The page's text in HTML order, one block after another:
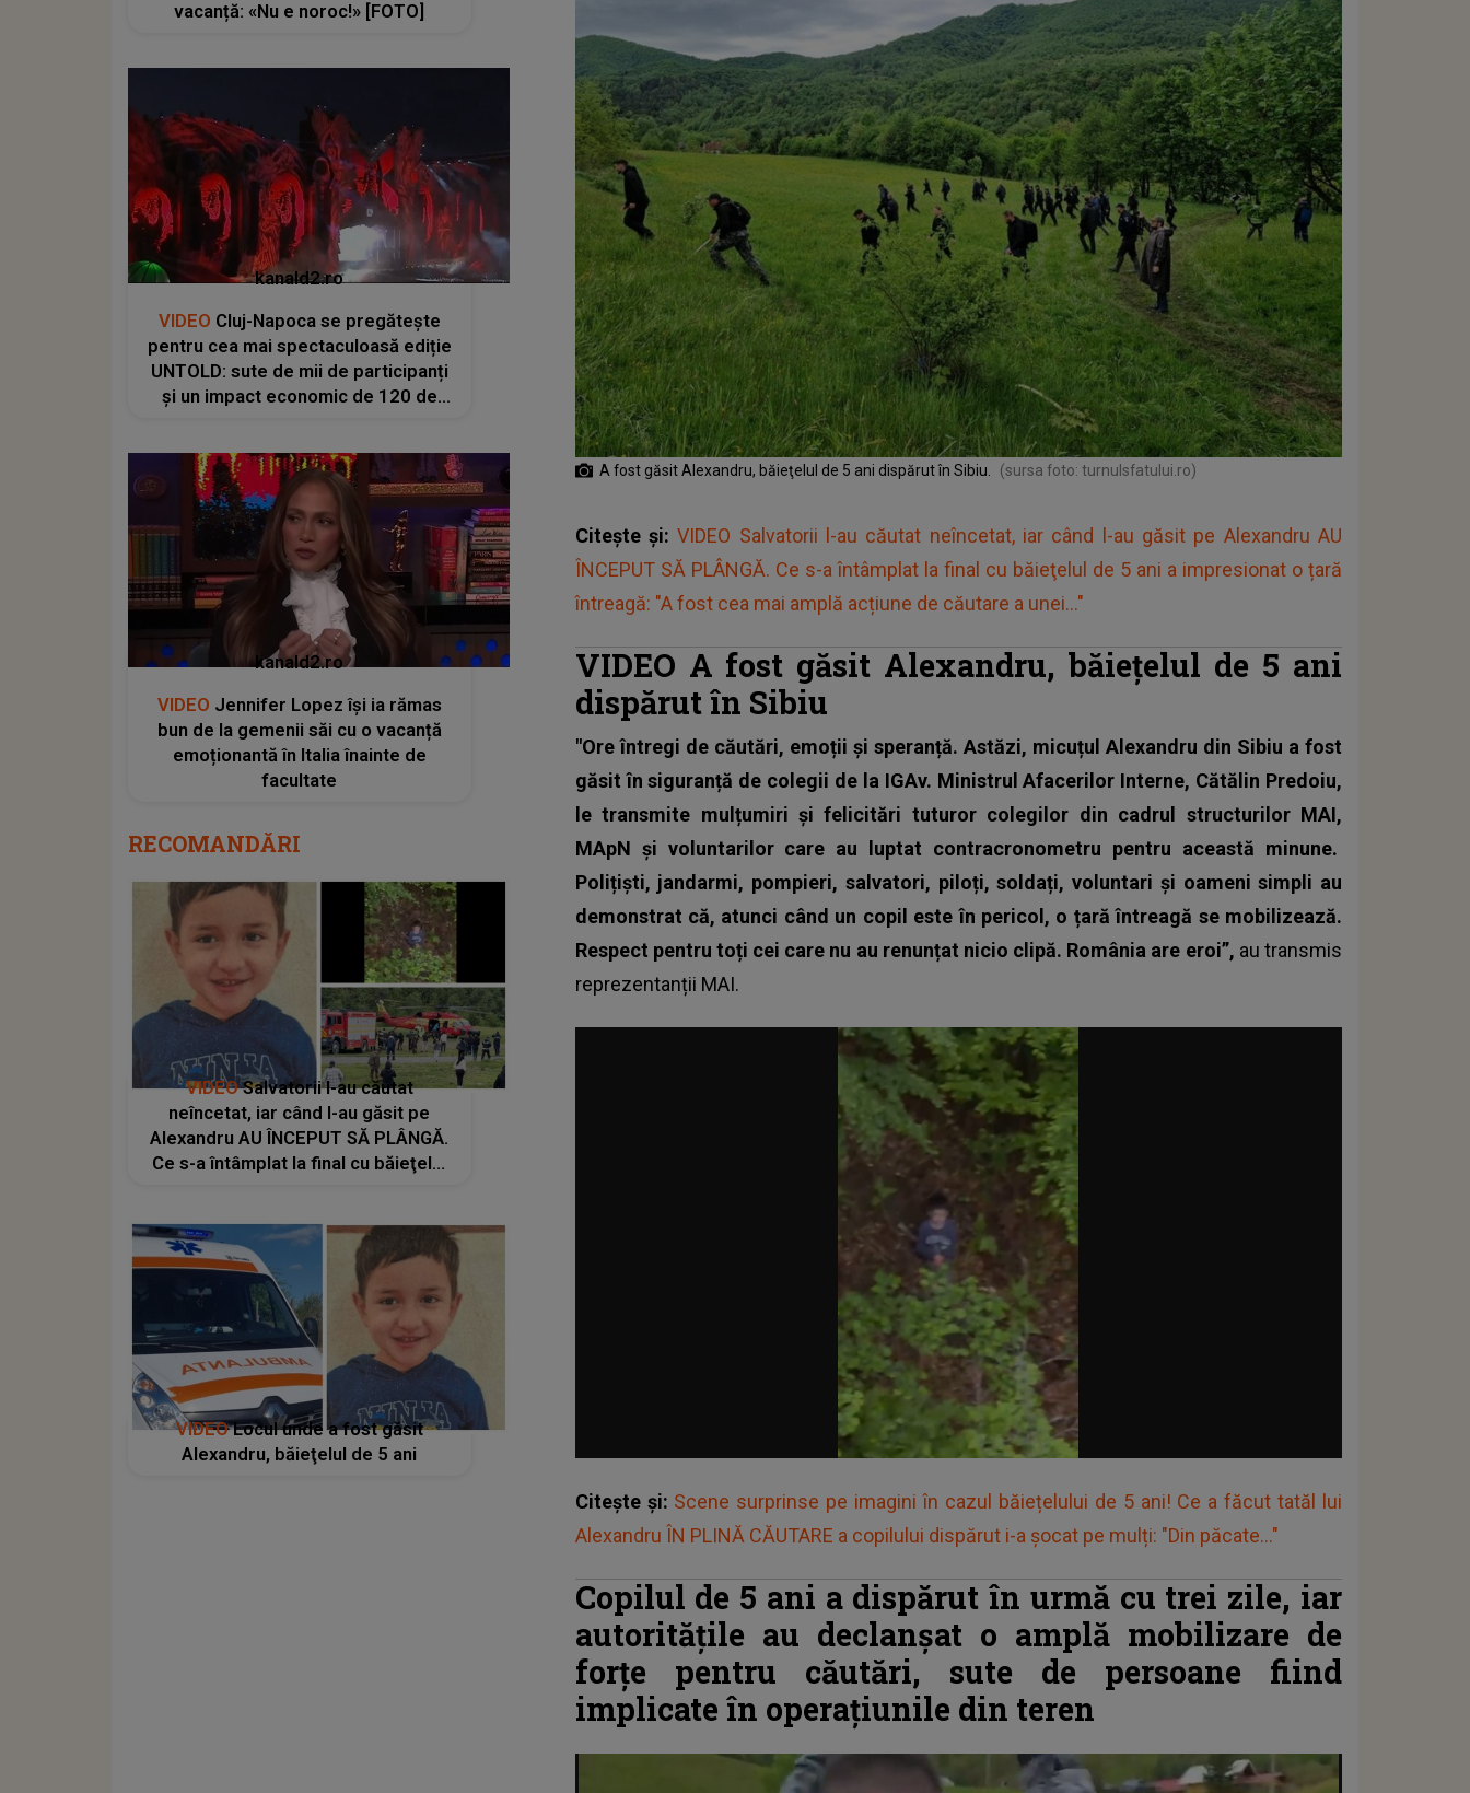
A fost găsit Alexandru, băieţelul de 5 ani dispărut în Sibiu. (sursa foto: turnulsfatului.ro)
Citește și:VIDEO Salvatorii l-au căutat neîncetat, iar când l-au găsit pe Alexandru AU
ÎNCEPUT SĂ PLÂNGĂ. Ce s-a întâmplat la final cu băieţelul de 5 ani a impresionat o țară
întreagă: "A fost cea mai amplă acțiune de căutare a unei..."
VIDEO A fost găsit Alexandru, băieţelul de 5 ani
dispărut în Sibiu
"Ore întregi de căutări, emoții și speranță. Astăzi, micuțul Alexandru din Sibiu a fost
găsit în siguranță de colegii de la IGAv. Ministrul Afacerilor Interne, Cătălin Predoiu,
le transmite mulțumiri și felicitări tuturor colegilor din cadrul structurilor MAI,
MApN și voluntarilor care au luptat contracronometru pentru această minune.
Polițiști, jandarmi, pompieri, salvatori, piloți, soldați, voluntari și oameni simpli au
demonstrat că, atunci când un copil este în pericol, o țară întreagă se mobilizează.
Respect pentru toți cei care nu au renunțat nicio clipă. România are eroi”, au transmis
reprezentanții MAI.
Citește și: Scene surprinse pe imagini în cazul băiețelului de 5 ani! Ce a făcut tatăl lui
Alexandru ÎN PLINĂ CĂUTARE a copilului dispărut i-a șocat pe mulți: "Din păcate..."
Copilul de 5 ani a dispărut în urmă cu trei zile, iar
autoritățile au declanșat o amplă mobilizare de
forțe pentru căutări, sute de persoane fiind
implicate în operațiunile din teren
vacanță: «Nu e noroc!» [FOTO]
kanald2.ro
VIDEO Cluj-Napoca se pregătește
pentru cea mai spectaculoasă ediție
UNTOLD: sute de mii de participanți
și un impact economic de 120 de
kanald2.ro
VIDEO Jennifer Lopez își ia rămas
bun de la gemenii săi cu o vacanță
emoționantă în Italia înainte de
facultate
RECOMANDĂRI
VIDEOSalvatorii l-au căutat
neîncetat, iar când l-au găsit pe
Alexandru AU ÎNCEPUT SĂ PLÂNGĂ.
Ce s-a întâmplat la final cu băieţelul
acțiune de căutare a unei..."
VIDEOLocul unde a fost găsit
Alexandru, băieţelul de 5 ani